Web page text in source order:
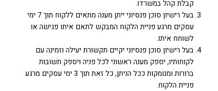
קבלת קהל במשרדו.
בעל רישיון סוכן פנסיוני ייתן מענה מתאים ללקוח תוך 7 ימי
עסקים מרגע פניית הלקוח המבקש לתאם איתו פגישה או
לשוחח איתו.
בעל רישיון סוכן פנסיוני יקיים תקשורת יעילה וזמינה עם
לקוחותיו, יספק מענה ראשוני לכל פניה ויספק תשובות
ברורות ומנומקות ככל הניתן, כל זאת תוך 3 ימי עסקים מרגע
פניית הלקוח.